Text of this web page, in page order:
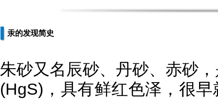
汞的发现简史
朱砂又名辰砂、丹砂、赤砂
(HgS)，具有鲜红色泽，很